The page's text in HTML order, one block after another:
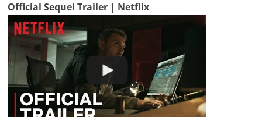
Official Sequel Trailer | Netflix